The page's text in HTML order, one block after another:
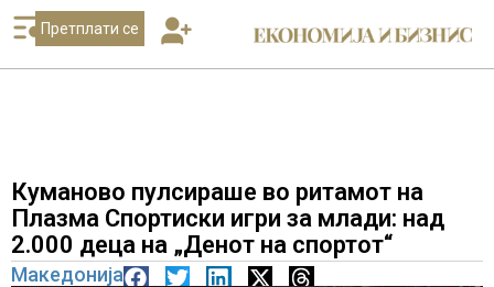
Претплати се
Куманово пулсираше во ритамот на
Плазма Спортиски игри за млади: над
2.000 деца на „Денот на спортот“
Македонија